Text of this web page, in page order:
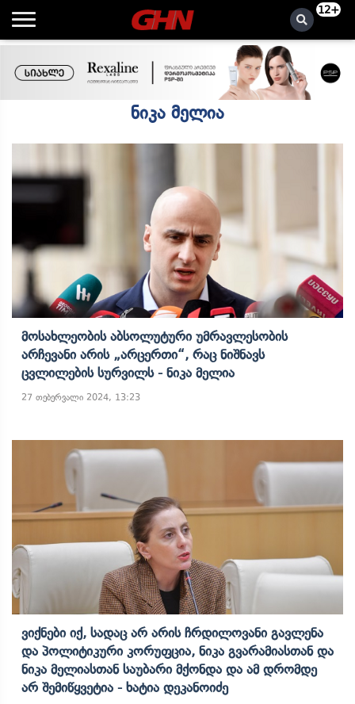
12+
ნიკა მელია
Მოსახლეობის Აბსოლუტური Უმრავლესობის
Არჩევანი Არის „არცერთი“, Რაც Ნიშნავს
Ცვლილების Სურვილს - Ნიკა Მელია
27 თებერვალი 2024, 13:23
Ვიქნები Იქ, Სადაც Არ Არის Ჩრდილოვანი Გავლენა
Და Პოლიტიკური Კორუფცია, Ნიკა Გვარამიასთან Და
Ნიკა Მელიასთან Საუბარი Მქონდა Და Ამ Დრომდე
Არ Შემიწყვეტია - Ხატია Დეკანოიძე